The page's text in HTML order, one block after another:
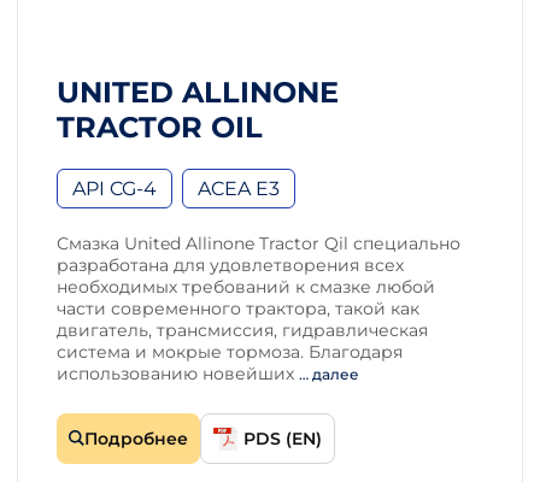
UNITED ALLINONE
TRACTOR OIL
API CG-4 ACEA E3
Смазка United Allinone Tractor Qil специально
разработана для удовлетворения всех
необходимых требований к смазке любой
части современного трактора, такой как
двигатель, трансмиссия, гидравлическая
система и мокрые тормоза. Благодаря
использованию новейших… далее
Подробнее PDS (EN)